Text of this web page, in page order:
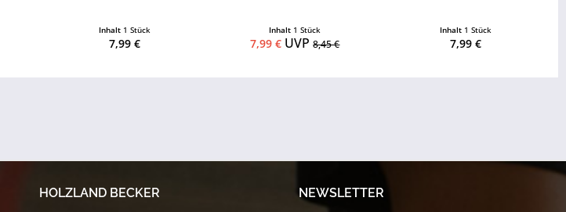
Inhalt 1 Stück
7,99 €
Inhalt 1 Stück
7,99 € UVP8,45 €
Inhalt 1 Stück
7,99 €
HOLZLAND BECKER
NEWSLETTER